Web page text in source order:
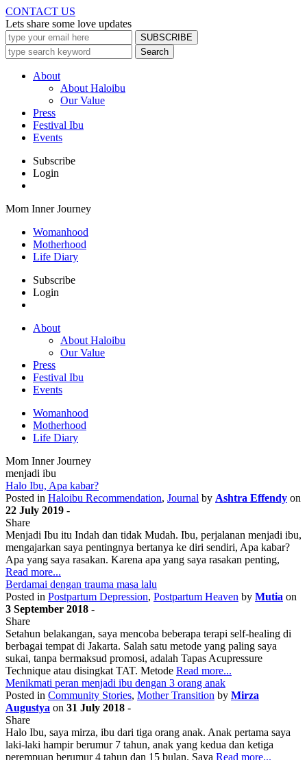
CONTACT US
Lets share some love updates
About
About Haloibu
Our Value
Press
Festival Ibu
Events
Subscribe
Login
Mom Inner Journey
Womanhood
Motherhood
Life Diary
Subscribe
Login
About
About Haloibu
Our Value
Press
Festival Ibu
Events
Womanhood
Motherhood
Life Diary
Mom Inner Journey
menjadi ibu
Halo Ibu, Apa kabar?
Posted in Haloibu Recommendation, Journal by Ashtra Effendy on
22 July 2019 -
Share
Menjadi Ibu itu Indah dan tidak Mudah. Ibu, perjalanan menjadi ibu,
mengajarkan saya pentingnya bertanya ke diri sendiri, Apa kabar?
Apa yang saya rasakan. Karena apa yang saya rasakan penting,
Read more...
Berdamai dengan trauma masa lalu
Posted in Postpartum Depression, Postpartum Heaven by Mutia on
3 September 2018 -
Share
Setahun belakangan, saya mencoba beberapa terapi self-healing di
berbagai tempat di Jakarta. Salah satu metode yang paling saya
sukai, tanpa bermaksud promosi, adalah Tapas Acupressure
Technique atau disingkat TAT. Metode Read more...
Menikmati peran menjadi ibu dengan 3 orang anak
Posted in Community Stories, Mother Transition by Mirza
Augustya on 31 July 2018 -
Share
Halo Ibu, saya mirza, ibu dari tiga orang anak. Anak pertama saya
laki-laki hampir berumur 7 tahun, anak yang kedua dan ketiga
perempuan berumur 4 tahun dan 15 bulan. Saya Read more...